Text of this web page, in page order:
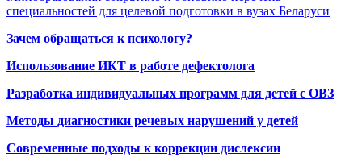
специальностей для целевой подготовки в вузах Беларуси
Зачем обращаться к психологу?
Использование ИКТ в работе дефектолога
Разработка индивидуальных программ для детей с ОВЗ
Методы диагностики речевых нарушений у детей
Современные подходы к коррекции дислексии